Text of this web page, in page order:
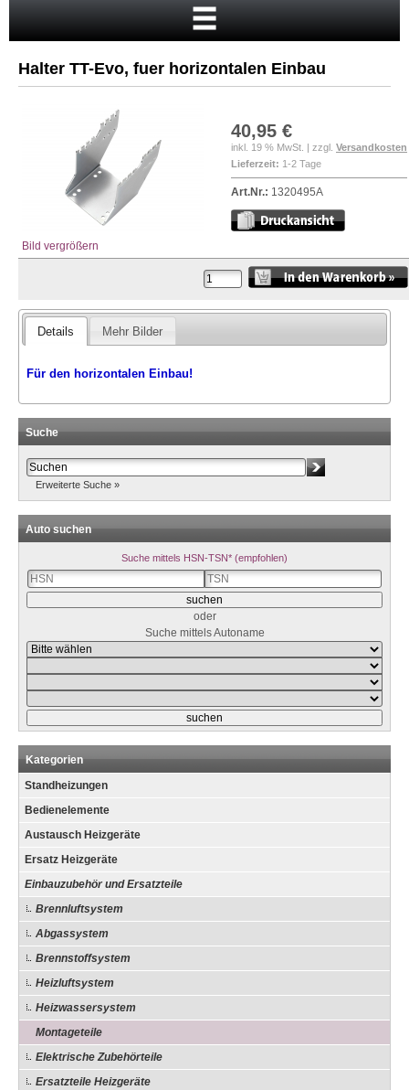
Anmelden
Halter TT-Evo, fuer horizontalen Einbau
Bild vergrößern
40,95 €
inkl. 19 % MwSt. | zzgl. Versandkosten
Lieferzeit: 1-2 Tage
Art.Nr.: 1320495A
Details Mehr Bilder
Für den horizontalen Einbau!
Suche
Erweiterte Suche »
Auto suchen
Suche mittels HSN-TSN* (empfohlen)
oder
Suche mittels Autoname
Kategorien
Standheizungen
Bedienelemente
Austausch Heizgeräte
Ersatz Heizgeräte
Einbauzubehör und Ersatzteile
Brennluftsystem
Abgassystem
Brennstoffsystem
Heizluftsystem
Heizwassersystem
Montageteile
Elektrische Zubehörteile
Ersatzteile Heizgeräte